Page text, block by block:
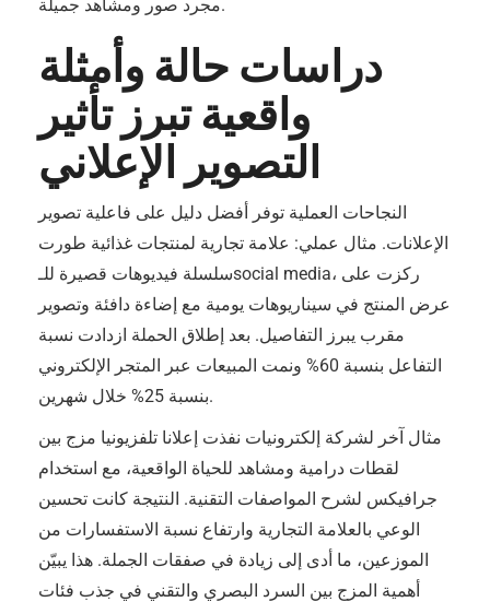
مجرد صور ومشاهد جميلة.
دراسات حالة وأمثلة
واقعية تبرز تأثير
التصوير الإعلاني
النجاحات العملية توفر أفضل دليل على فاعلية تصوير
الإعلانات. مثال عملي: علامة تجارية لمنتجات غذائية طورت
سلسلة فيديوهات قصيرة للـsocial media، ركزت على
عرض المنتج في سيناريوهات يومية مع إضاءة دافئة وتصوير
مقرب يبرز التفاصيل. بعد إطلاق الحملة ازدادت نسبة
التفاعل بنسبة 60% ونمت المبيعات عبر المتجر الإلكتروني
بنسبة 25% خلال شهرين.
مثال آخر لشركة إلكترونيات نفذت إعلانا تلفزيونيا مزج بين
لقطات درامية ومشاهد للحياة الواقعية، مع استخدام
جرافيكس لشرح المواصفات التقنية. النتيجة كانت تحسين
الوعي بالعلامة التجارية وارتفاع نسبة الاستفسارات من
الموزعين، ما أدى إلى زيادة في صفقات الجملة. هذا يبيّن
أهمية المزج بين السرد البصري والتقني في جذب فئات